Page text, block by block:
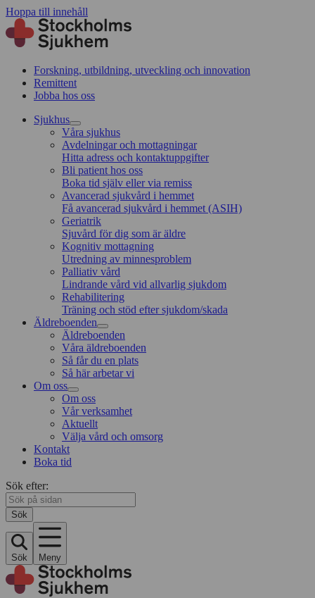
Hoppa till innehåll
Forskning, utbildning, utveckling och innovation
Remittent
Jobba hos oss
Sjukhus
Våra sjukhus
Avdelningar och mottagningar
Hitta adress och kontaktuppgifter
Bli patient hos oss
Boka tid själv eller via remiss
Avancerad sjukvård i hemmet
Få avancerad sjukvård i hemmet (ASIH)
Geriatrik
Sjuvård för dig som är äldre
Kognitiv mottagning
Utredning av minnesproblem
Palliativ vård
Lindrande vård vid allvarlig sjukdom
Rehabilitering
Träning och stöd efter sjukdom/skada
Äldreboenden
Äldreboenden
Våra äldreboenden
Så får du en plats
Så här arbetar vi
Om oss
Om oss
Vår verksamhet
Aktuellt
Välja vård och omsorg
Kontakt
Boka tid
Sök efter:
Sök
Sök Meny